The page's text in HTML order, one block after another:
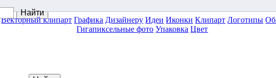
Векторный клипарт Графика Дизайнеру Идеи Иконки Клипарт Логотипы
Гигапиксельные фото Упаковка Цвет